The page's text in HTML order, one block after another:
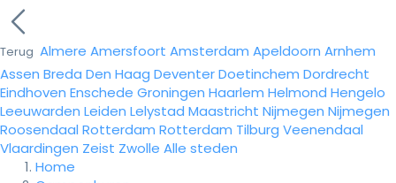
Terug Almere Amersfoort Amsterdam Apeldoorn Arnhem
Assen Breda Den Haag DeventerDoetinchem Dordrecht
Eindhoven Enschede Groningen Haarlem Helmond Hengelo
Leeuwarden Leiden Lelystad Maastricht Nijmegen Nijmegen
Roosendaal Rotterdam Rotterdam Tilburg Veenendaal
Vlaardingen Zeist Zwolle Alle steden
Home